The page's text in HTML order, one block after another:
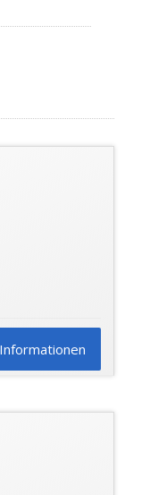
Informationen